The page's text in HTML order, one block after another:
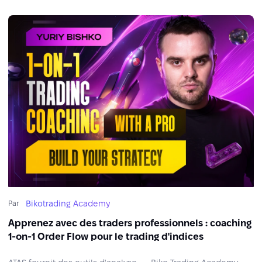
Par Bikotrading Academy
Apprenez avec des traders professionnels : coaching
1-on-1 Order Flow pour le trading d'indices